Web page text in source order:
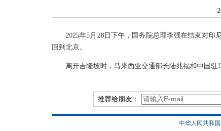
2025年5月28日下午，国务院总理李强在结束对
回到北京。
离开吉隆坡时，马来西亚交通部长陆兆福和中国
推荐给朋友：
中华人民共和